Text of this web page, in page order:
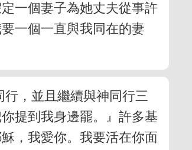
一個妻子為她丈夫從事許
一個一直與我同在的妻
，並且繼續與神同行三
提到我身邊罷。』許多基
，我愛你。我要活在你面